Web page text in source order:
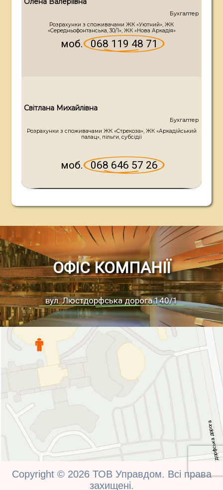
Бухгалтер
Розрахунки з споживачами ЖК «Уютний», ЖК
«Середньофонтанська, 30/1», ЖК «Нова Аркадія»
моб. 068 119 48 71
Світлана Михайлівна
Бухгалтер
Розрахунки з споживачами ЖК «Стрекоза», ЖК «Аркадійський
палац», пільги, субсідії
моб. 068 646 57 26
ОФІС КОМПАНІЇ
вул. Люстдорфська дорога 140/1
т
д
о
р
ф
с
ь
к
а
д
о
р
о
г
а
Copyright © 2026 ТОВ Управдом. Всі права
захищені.